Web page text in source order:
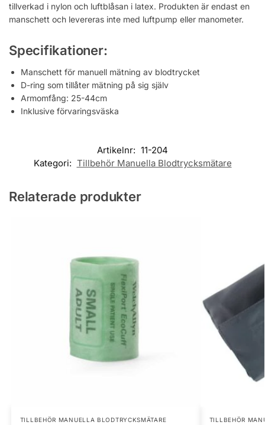
tillverkad i nylon och luftblåsan i latex. Produkten är endast en
manschett och levereras inte med luftpump eller manometer.
Specifikationer:
Manschett för manuell mätning av blodtrycket
D-ring som tillåter mätning på sig själv
Armomfång: 25-44cm
Inklusive förvaringsväska
Artikelnr: 11-204
Kategori: Tillbehör Manuella Blodtrycksmätare
Relaterade produkter
TILLBEHÖR MANUELLA BLODTRYCKSMÄTARE TILLBEHÖR